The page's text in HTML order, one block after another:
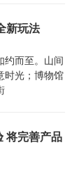
新玩法
约而至。山间
时光；博物馆
将完善产品